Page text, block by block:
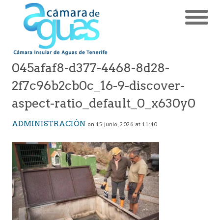
045afaf8-d377-4468-8d28-
2f7c96b2cb0c_16-9-discover-
aspect-ratio_default_0_x630y0
ADMINISTRACIÓN on 15 junio, 2026 at 11:40